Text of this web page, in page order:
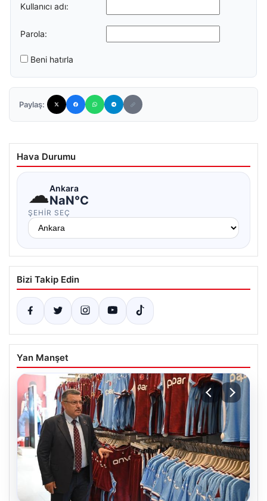
Kullanıcı adı:
Parola:
Beni hatırla
Paylaş:
Hava Durumu
☁Ankara
NaN°C
ŞEHIR SEÇ
Bizi Takip Edin
Yan Manşet